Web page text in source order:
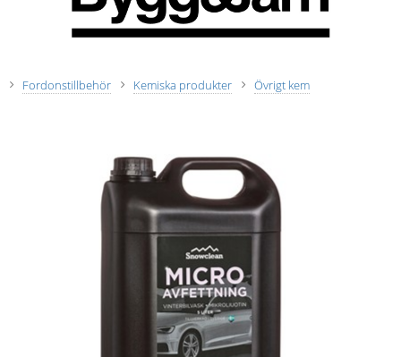
Fordonstillbehör Kemiska produkter Övrigt kem